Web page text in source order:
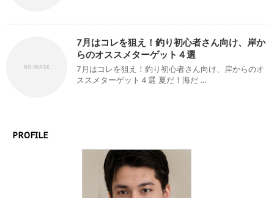
7月はコレを狙え！釣り初心者さん向け、岸か
らのオススメターゲット４選
7月はコレを狙え！釣り初心者さん向け、岸からのオ
ススメターゲット４選 夏だ！海だ ...
PROFILE